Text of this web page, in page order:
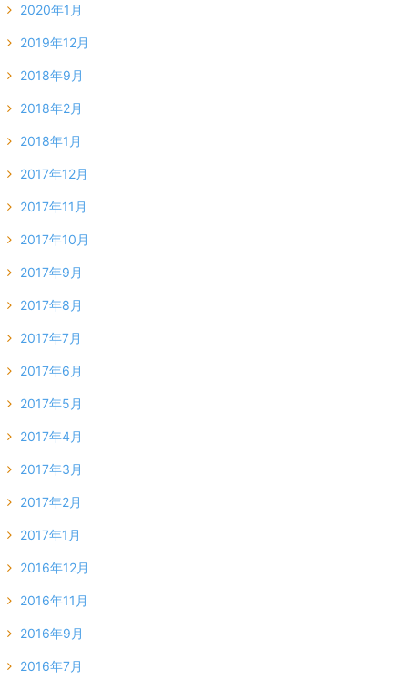
2020年1月
2019年12月
2018年9月
2018年2月
2018年1月
2017年12月
2017年11月
2017年10月
2017年9月
2017年8月
2017年7月
2017年6月
2017年5月
2017年4月
2017年3月
2017年2月
2017年1月
2016年12月
2016年11月
2016年9月
2016年7月